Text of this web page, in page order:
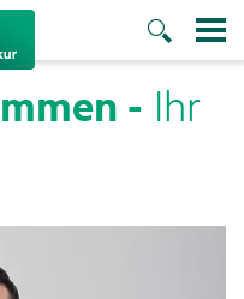
- Ihr